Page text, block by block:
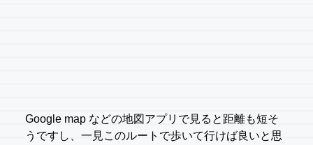
Google map などの地図アプリで見ると距離も短そ
うですし、一見このルートで歩いて行けば良いと思